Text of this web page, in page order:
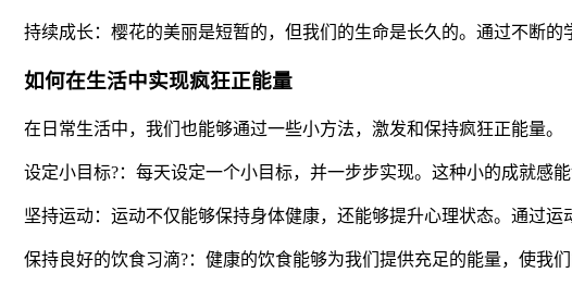
持续成长：樱花的美丽是短暂的，但我们的生命是长久的。通过不断的
如何在生活中实现疯狂正能量
在日常生活中，我们也能够通过一些小方法，激发和保持疯狂正能量。
设定小目标?：每天设定一个小目标，并一步步实现。这种小的成就感
坚持运动：运动不仅能够保持身体健康，还能够提升心理状态。通过
保持良好的饮食习滴?：健康的饮食能够为我们提供充足的能量，使我